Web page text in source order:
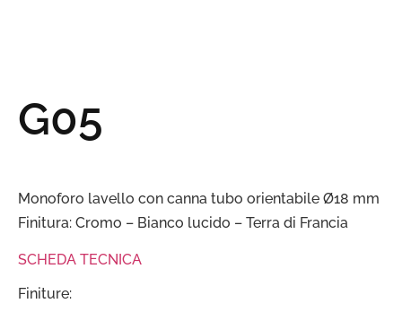
G05
Monoforo lavello con canna tubo orientabile Ø18 mm
Finitura: Cromo – Bianco lucido – Terra di Francia
SCHEDA TECNICA
Finiture: